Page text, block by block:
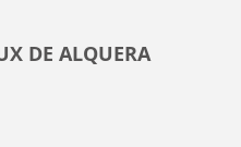
DE ALQUERA